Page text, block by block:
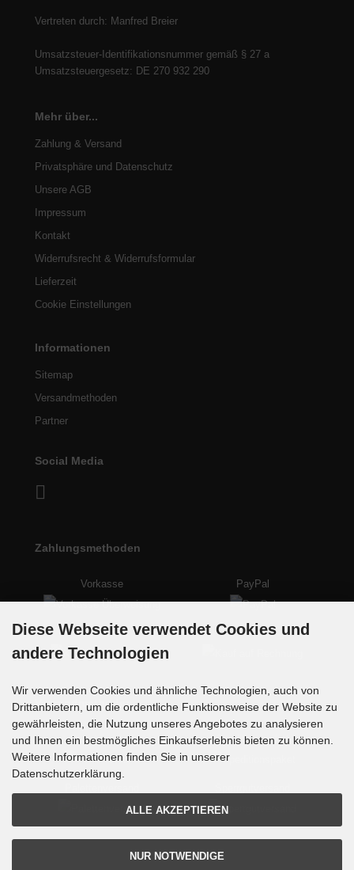
Vertreten durch: Manfred Breier
Umsatzsteuer-Identifikationsnummer gemäß § 27 a
Umsatzsteuergesetz: DE 270 932 290
Mehr über...
Zahlung & Versand
Privatsphäre und Datenschutz
Unsere AGB
Impressum
Kontakt
Widerrufsrecht & Widerrufsformular
Lieferzeit
Cookie Einstellungen
Informationen
Sitemap
Versandmethoden
Partner
Social Media
Zahlungsmethoden
Vorkasse PayPal
Kreditkarte auf Rechnung
Versandmethoden
Paketversand Speditionspaket
Diese Webseite verwendet Cookies und
andere Technologien
Wir verwenden Cookies und ähnliche Technologien, auch von
Drittanbietern, um die ordentliche Funktionsweise der Website zu
gewährleisten, die Nutzung unseres Angebotes zu analysieren
und Ihnen ein bestmögliches Einkaufserlebnis bieten zu können.
Weitere Informationen finden Sie in unserer
Datenschutzerklärung.
ALLE AKZEPTIEREN
NUR NOTWENDIGE